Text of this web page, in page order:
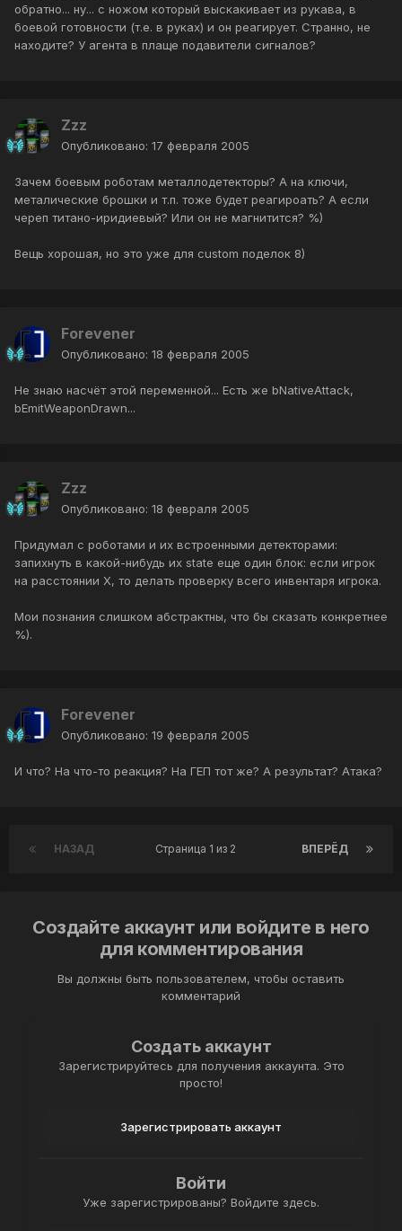
обратно... ну... с ножом который выскакивает из рукава, в
боевой готовности (т.е. в руках) и он реагирует. Странно, не
находите? У агента в плаще подавители сигналов?
Zzz
Опубликовано: 17 февраля 2005
Зачем боевым роботам металлодетекторы? А на ключи,
металические брошки и т.п. тоже будет реагироать? А если
череп титано-иридиевый? Или он не магнитится? %)
Вещь хорошая, но это уже для custom поделок 8)
Forevener
Опубликовано: 18 февраля 2005
Не знаю насчёт этой переменной... Есть же bNativeAttack,
bEmitWeaponDrawn...
Zzz
Опубликовано: 18 февраля 2005
Придумал с роботами и их встроенными детекторами:
запихнуть в какой-нибудь их state еще один блок: если игрок
на расстоянии X, то делать проверку всего инвентаря игрока.
Мои познания слишком абстрактны, что бы сказать конкретнее
%).
Forevener
Опубликовано: 19 февраля 2005
И что? На что-то реакция? На ГЕП тот же? А результат? Атака?
НАЗАД ВПЕРЁД
Страница 1 из 2
Создайте аккаунт или войдите в него
для комментирования
Вы должны быть пользователем, чтобы оставить
комментарий
Создать аккаунт
Зарегистрируйтесь для получения аккаунта. Это
просто!
Зарегистрировать аккаунт
Войти
Уже зарегистрированы? Войдите здесь.